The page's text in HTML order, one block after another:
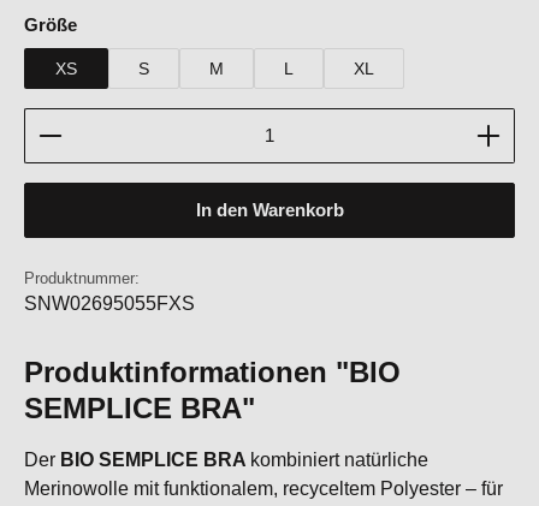
Größeauswählen
XS S M L XL
Produkt Anzahl: Gib den gewünschten Wert ein
In den Warenkorb
Produktnummer:
SNW02695055FXS
Produktinformationen "BIO
SEMPLICE BRA"
Der BIO SEMPLICE BRA kombiniert natürliche
Merinowolle mit funktionalem, recyceltem Polyester – für